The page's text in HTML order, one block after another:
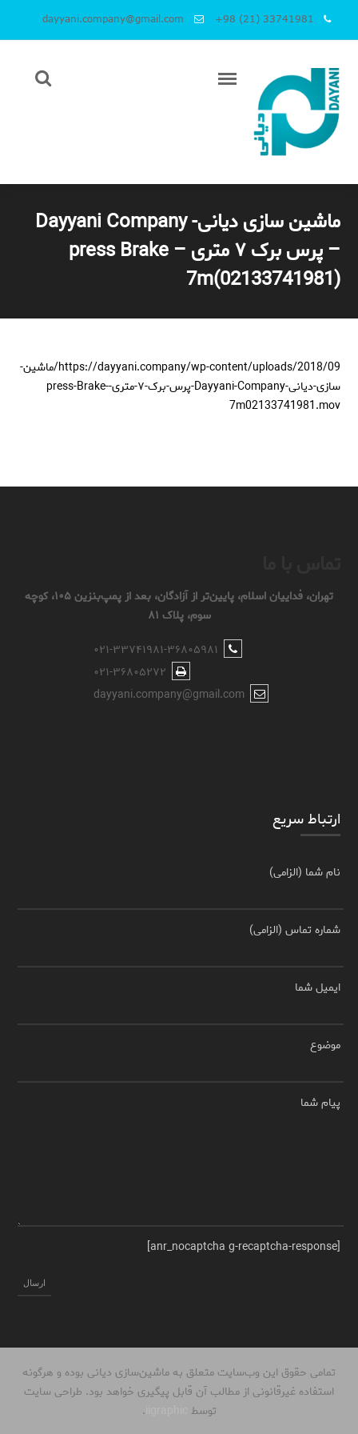
dayyani.company@gmail.com +98 (21) 33741981
ماشین سازی دیانی- Dayyani Company
– پرس برک ۷ متری – press Brake
7m(02133741981)
https://dayyani.company/wp-content/uploads/2018/09/ماشین-
سازی-دیانی-Dayyani-Company-پرس-برک-۷-متری-press-Brake-
7m02133741981.mov
تهران، فداییان اسلام، پایین‌تر از آزادگان، بعد از پمپ‌بنزین ۱۰۵، کوچه
سوم، پلاک ۸۱
۰۲۱-۳۳۷۴۱۹۸۱-۳۶۸۰۵۹۸۱
۰۲۱-۳۶۸۰۵۲۷۲
dayyani.company@gmail.com
ارتباط سریع
نام شما (الزامی)
شماره تماس (الزامی)
ایمیل شما
موضوع
پیام شما
[anr_nocaptcha g-recaptcha-response]
تمامی حقوق این وب‌سایت متعلق به ماشین‌سازی دیانی بوده و هرگونه
استفاده غیرقانونی از مطالب آن قابل پیگیری خواهد بود. طراحی سایت
توسط
.